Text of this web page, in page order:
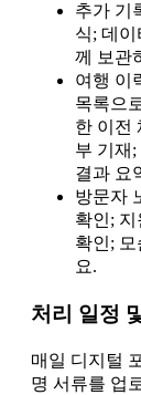
추가 기
식; 데
께 보관
여행 이
목록으
한 이전
부 기재
결과 요
방문자
확인; 지
확인;
요.
처리 일정
매일 디지털
명 서류를 업